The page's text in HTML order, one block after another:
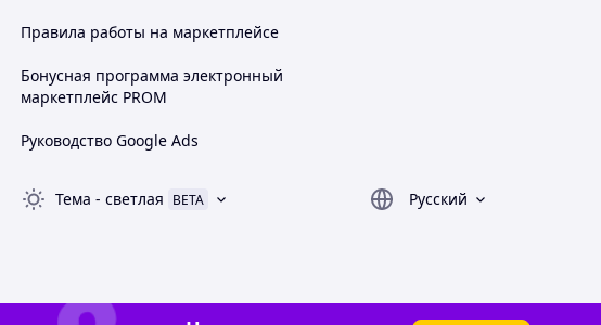
Правила работы на маркетплейсе
Бонусная программа электронный
маркетплейс PROM
Руководство Google Ads
Тема - светлая BETA
Русский